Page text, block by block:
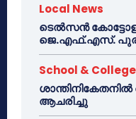
Local News
ടെൽസൻ
ജെ.എഫ്.എസ്.
School & College
ആചരിച്ചു